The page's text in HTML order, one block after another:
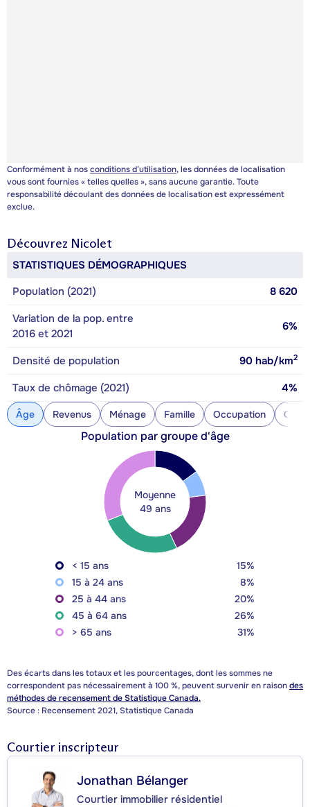
Conformément à nosconditions d’utilisation, les données de localisation
vous sont fournies « telles quelles », sans aucune garantie. Toute
responsabilité découlant des données de localisation est expressément
exclue.
Découvrez Nicolet
STATISTIQUES DÉMOGRAPHIQUES
Population (2021)
8 620
Variation de la pop. entre
2016 et 2021
6%
Densité de population 90 hab/km2
Taux de chômage (2021) 4%
Âge Revenus Ménage Famille Occupation
Population par groupe d'âge
Moyenne
49 ans
< 15 ans
15%
15 à 24 ans
8%
25 à 44 ans
20%
45 à 64 ans
26%
> 65 ans
31%
Des écarts dans les totaux et les pourcentages, dont les sommes ne
correspondent pas nécessairement à 100 %, peuvent survenir en raisondes
méthodes de recensement de Statistique Canada.
Source : Recensement 2021, Statistique Canada
Courtier inscripteur
Jonathan Bélanger
Courtier immobilier résidentiel